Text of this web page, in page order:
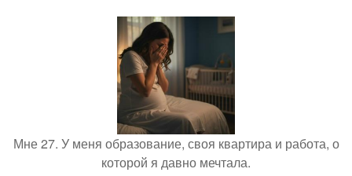
Мне 27. У меня образование, своя квартира и работа, о
которой я давно мечтала.